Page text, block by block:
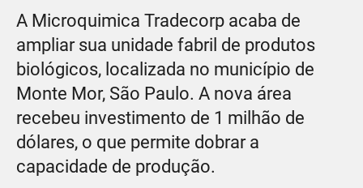
A Microquimica Tradecorp acaba de
ampliar sua unidade fabril de produtos
biológicos, localizada no município de
Monte Mor, São Paulo. A nova área
recebeu investimento de 1 milhão de
dólares, o que permite dobrar a
capacidade de produção.